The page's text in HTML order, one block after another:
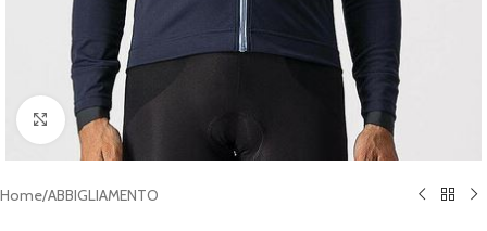
Clicca per ingrandire
Home/ABBIGLIAMENTO